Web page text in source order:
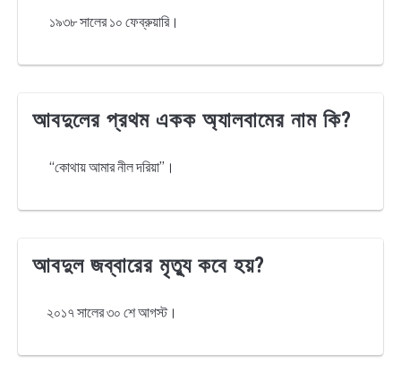
১৯৩৮ সালের ১০ ফেব্রুয়ারি।
আবদুলের প্রথম একক অ্যালবামের নাম কি?
“কোথায় আমার নীল দরিয়া”।
আবদুল জব্বারের মৃত্যু কবে হয়?
২০১৭ সালের ৩০ শে আগস্ট।